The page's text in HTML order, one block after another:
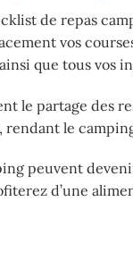
de repas
vos
que tous vos
le partage des
rendant le
peuvent
d’une